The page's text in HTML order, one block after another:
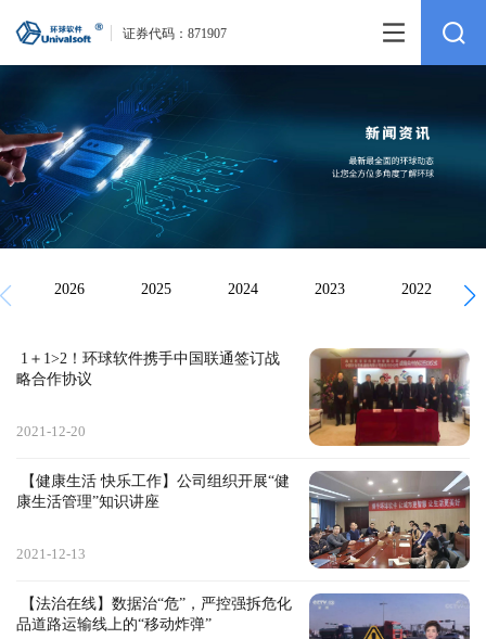
证券代码： 871907
2026 2025 2024 2023 2022
2021-12-20
1＋1>2！环球软件携手中国联通签订战
略合作协议
2021-12-13
【健康生活 快乐工作】公司组织开展“健
康生活管理”知识讲座
【法治在线】数据治“危”，严控强拆危化
品道路运输线上的“移动炸弹”